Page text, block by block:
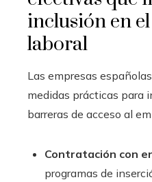
inclusión en
laboral
Las empresas
medidas prácticas para
barreras de acceso al
Contratación con
programas de